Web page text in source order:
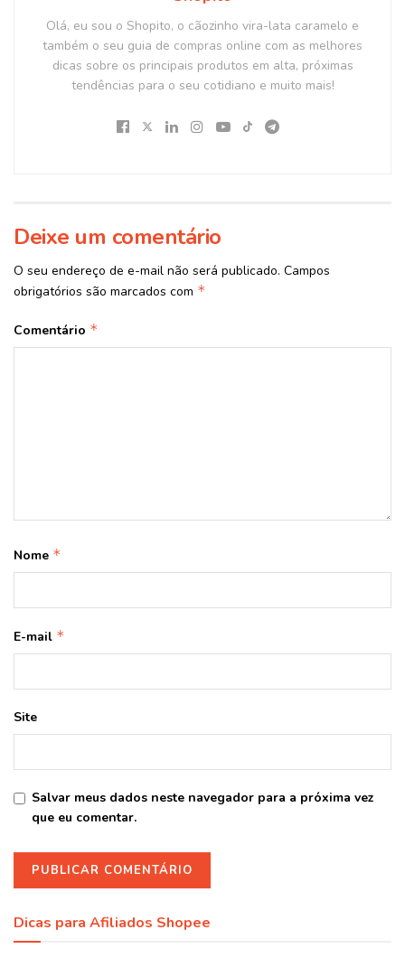
Olá, eu sou o Shopito, o cãozinho vira-lata caramelo e
também o seu guia de compras online com as melhores
dicas sobre os principais produtos em alta, próximas
tendências para o seu cotidiano e muito mais!
Deixe um comentário
O seu endereço de e-mail não será publicado. Campos
obrigatórios são marcados com *
Comentário *
Nome *
E-mail *
Site
Salvar meus dados neste navegador para a próxima vez
que eu comentar.
Dicas para Afiliados Shopee